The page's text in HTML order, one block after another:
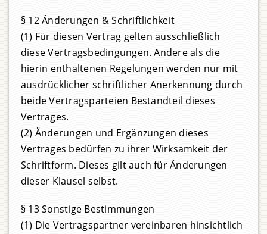
§ 12 Änderungen & Schriftlichkeit
(1) Für diesen Vertrag gelten ausschließlich
diese Vertragsbedingungen. Andere als die
hierin enthaltenen Regelungen werden nur mit
ausdrücklicher schriftlicher Anerkennung durch
beide Vertragsparteien Bestandteil dieses
Vertrages.
(2) Änderungen und Ergänzungen dieses
Vertrages bedürfen zu ihrer Wirksamkeit der
Schriftform. Dieses gilt auch für Änderungen
dieser Klausel selbst.
§ 13 Sonstige Bestimmungen
(1) Die Vertragspartner vereinbaren hinsichtlich